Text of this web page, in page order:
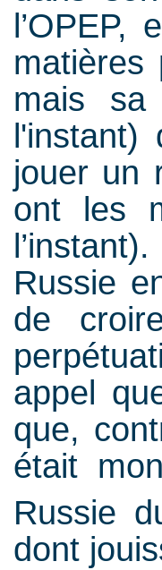
l’OPEP,
matières
mais sa
l'instant)
jouer un
ont les
l’instant).
Russie
de
appel
que,
était
Russie
dont